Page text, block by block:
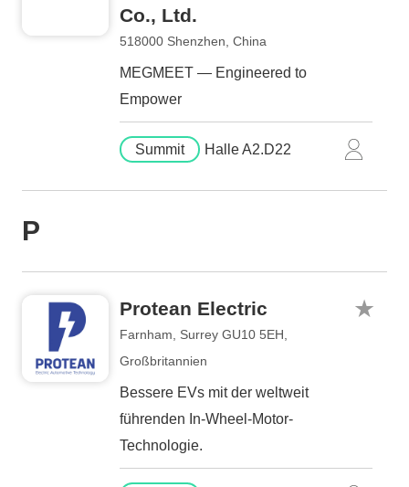
Co., Ltd.
518000 Shenzhen, China
MEGMEET — Engineered to
Empower
Summit Halle A2.D22
P
Protean Electric
Farnham​, Surrey GU10 5EH,
Großbritannien
Bessere EVs mit der weltweit
führenden In-Wheel-Motor-
Technologie.